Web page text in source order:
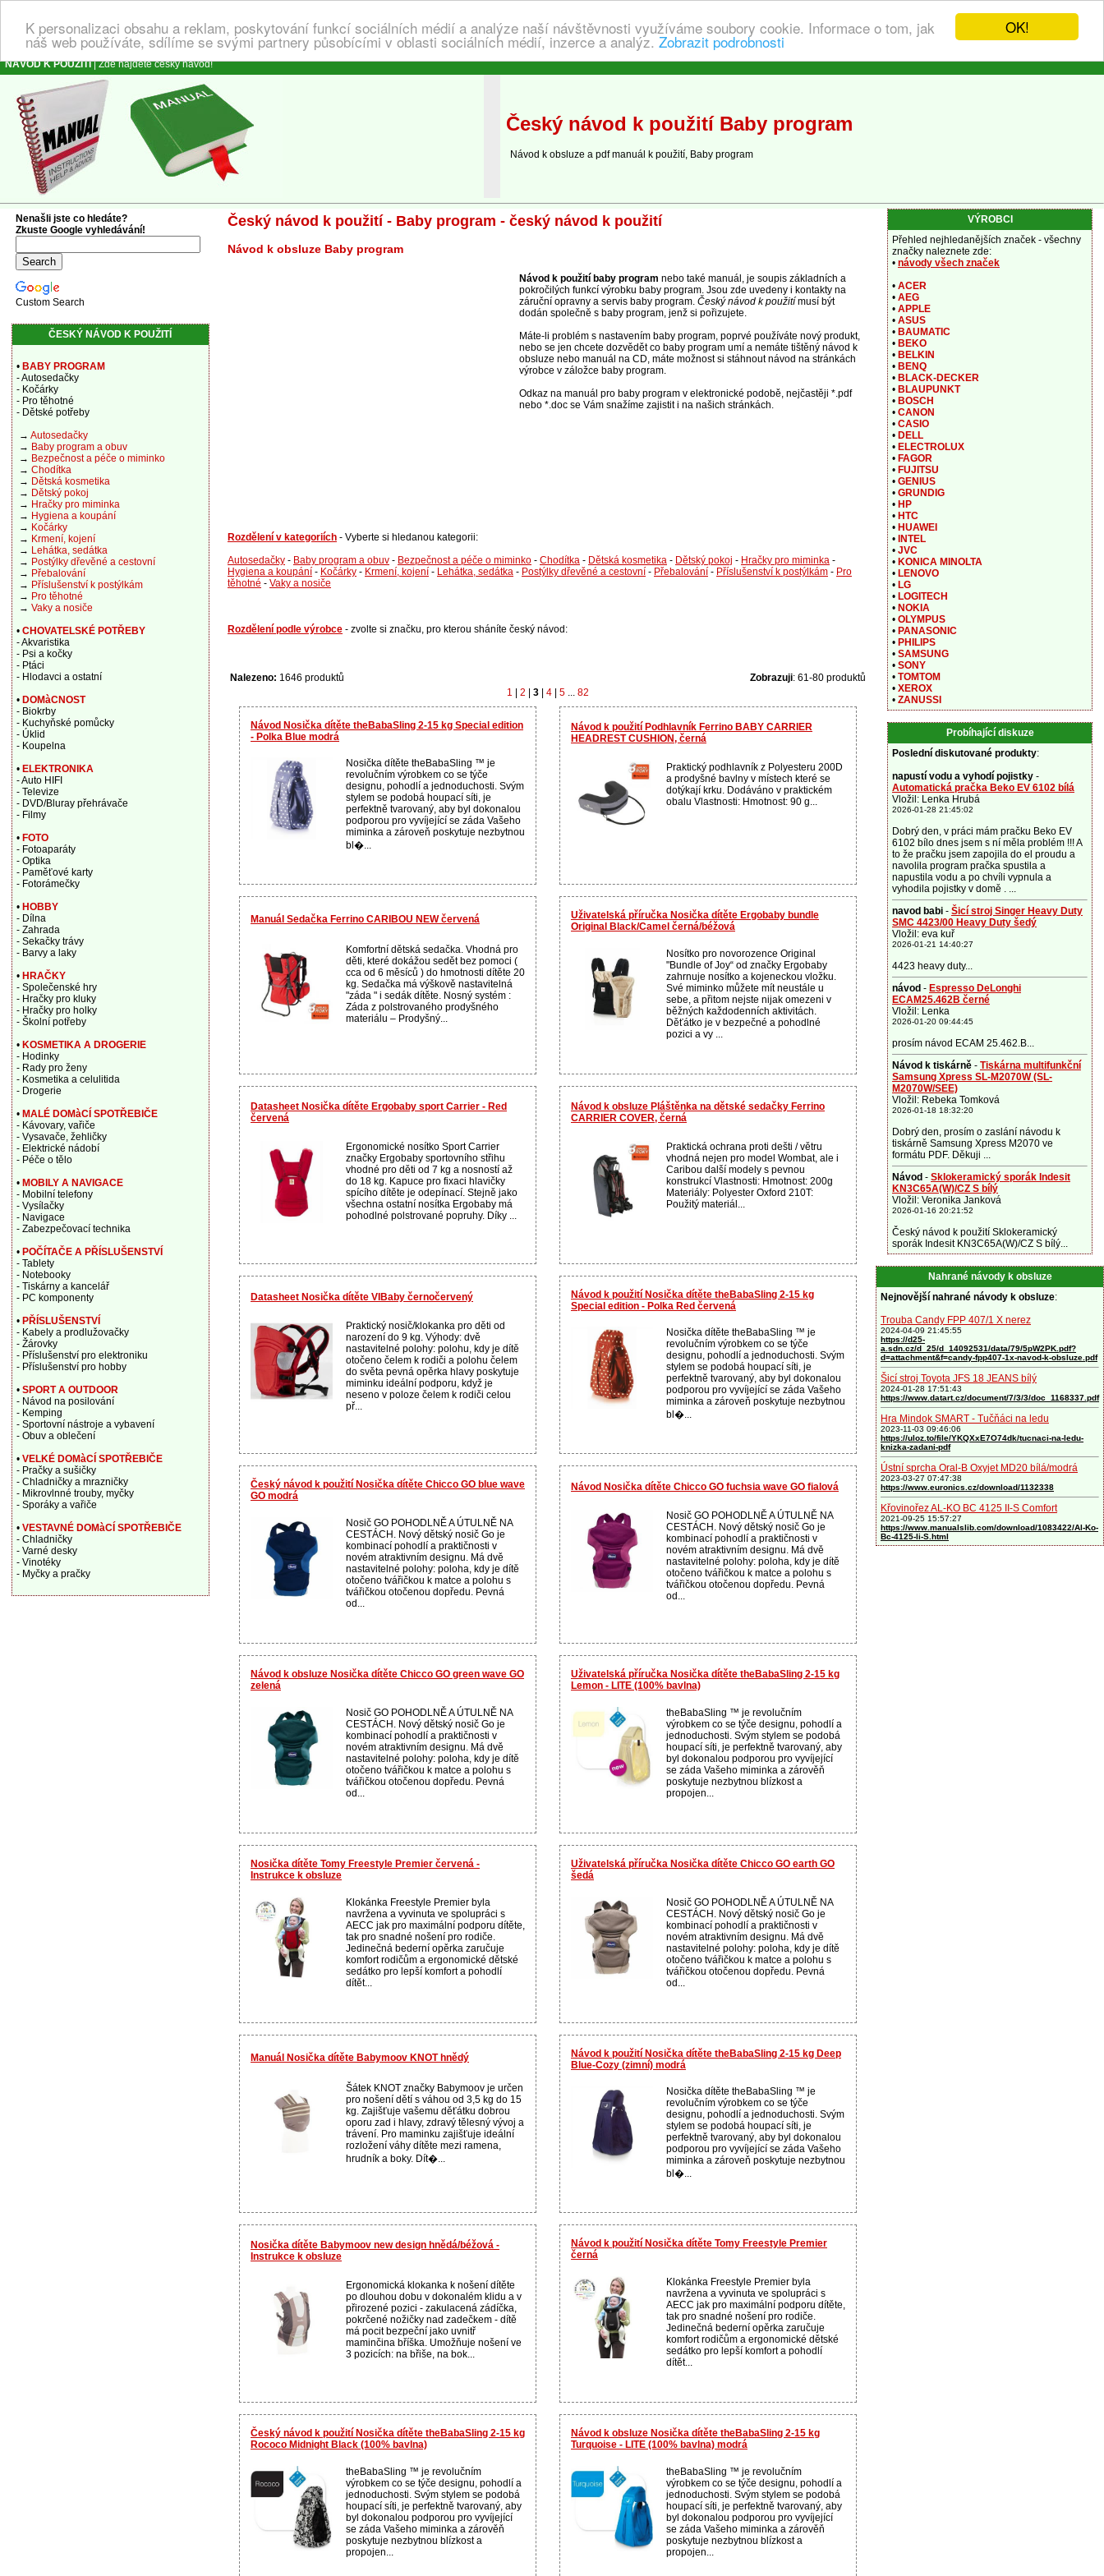
OK!
K personalizaci obsahu a reklam, poskytování funkcí sociálních médií a analýze naší návštěvnosti využíváme soubory cookie. Informace o tom, jak
náš web používáte, sdílíme se svými partnery působícími v oblasti sociálních médií, inzerce a analýz. Zobrazit podrobnosti
NÁVOD K POUŽITÍ| Zde najdete český návod!
Český návod k použití Baby program
Návod k obsluze a pdf manuál k použití, Baby program
Český návod k použití - Baby program - český návod k použití
Návod k obsluze Baby program
Návod k použití baby program nebo také manuál, je soupis základních a
pokročilých funkcí výrobku baby program. Jsou zde uvedeny i kontakty na
záruční opravny a servis baby program. Český návod k použití musí být
dodán společně s baby program, jenž si pořizujete.
Máte-li problém s nastavením baby program, poprvé používáte nový produkt,
nebo se jen chcete dozvědět co baby program umí a nemáte tištěný návod k
obsluze nebo manuál na CD, máte možnost si stáhnout návod na stránkách
výrobce v záložce baby program.
Odkaz na manuál pro baby program v elektronické podobě, nejčastěji *.pdf
nebo *.doc se Vám snažíme zajistit i na našich stránkách.
Rozdělení v kategoriích - Vyberte si hledanou kategorii:
Autosedačky - Baby program a obuv - Bezpečnost a péče o miminko - Chodítka - Dětská kosmetika - Dětský pokoj - Hračky pro miminka -
Hygiena a koupání - Kočárky - Krmení, kojení - Lehátka, sedátka - Postýlky dřevěné a cestovní - Přebalování - Příslušenství k postýlkám - Pro
těhotné - Vaky a nosiče
Rozdělení podle výrobce - zvolte si značku, pro kterou sháníte český návod:
Nalezeno: 1646 produktů Zobrazuji: 61-80 produktů
1
2 3 4 5 ... 82
Návod Nosička dítěte theBabaSling 2-15 kg Special edition
- Polka Blue modrá
Nosička dítěte theBabaSling ™ je
revolučním výrobkem co se týče
designu, pohodlí a jednoduchosti. Svým
stylem se podobá houpací síti, je
perfektně tvarovaný, aby byl dokonalou
podporou pro vyvíjející se záda Vašeho
miminka a zároveň poskytuje nezbytnou
bl�...
Návod k použití Podhlavník Ferrino BABY CARRIER
HEADREST CUSHION, černá
Praktický podhlavník z Polyesteru 200D
a prodyšné bavlny v místech které se
dotýkají krku. Dodáváno v praktickém
obalu Vlastnosti: Hmotnost: 90 g...
Manuál Sedačka Ferrino CARIBOU NEW červená
Komfortní dětská sedačka. Vhodná pro
děti, které dokážou sedět bez pomoci (
cca od 6 měsíců ) do hmotnosti dítěte 20
kg. Sedačka má výškově nastavitelná
"záda " i sedák dítěte. Nosný systém :
Záda z polstrovaného prodyšného
materiálu – Prodyšný...
Uživatelská příručka Nosička dítěte Ergobaby bundle
Original Black/Camel černá/béžová
Nosítko pro novorozence Original
"Bundle of Joy“ od značky Ergobaby
zahrnuje nosítko a kojeneckou vložku.
Své miminko můžete mít neustále u
sebe, a přitom nejste nijak omezeni v
běžných každodenních aktivitách.
Děťátko je v bezpečné a pohodlné
pozici a vy ...
Datasheet Nosička dítěte Ergobaby sport Carrier - Red
červená
Ergonomické nosítko Sport Carrier
značky Ergobaby sportovního střihu
vhodné pro děti od 7 kg a nosností až
do 18 kg. Kapuce pro fixaci hlavičky
spícího dítěte je odepínací. Stejně jako
všechna ostatní nosítka Ergobaby má
pohodlné polstrované popruhy. Díky ...
Návod k obsluze Pláštěnka na dětské sedačky Ferrino
CARRIER COVER, černá
Praktická ochrana proti dešti / větru
vhodná nejen pro model Wombat, ale i
Caribou další modely s pevnou
konstrukcí Vlastnosti: Hmotnost: 200g
Materiály: Polyester Oxford 210T:
Použitý materiál...
Datasheet Nosička dítěte VIBaby černočervený
Praktický nosič/klokanka pro děti od
narození do 9 kg. Výhody: dvě
nastavitelné polohy: polohu, kdy je dítě
otočeno čelem k rodiči a polohu čelem
do světa pevná opěrka hlavy poskytuje
miminku ideální podporu, když je
neseno v poloze čelem k rodiči celou
př...
Návod k použití Nosička dítěte theBabaSling 2-15 kg
Special edition - Polka Red červená
Nosička dítěte theBabaSling ™ je
revolučním výrobkem co se týče
designu, pohodlí a jednoduchosti. Svým
stylem se podobá houpací síti, je
perfektně tvarovaný, aby byl dokonalou
podporou pro vyvíjející se záda Vašeho
miminka a zároveň poskytuje nezbytnou
bl�...
Český návod k použití Nosička dítěte Chicco GO blue wave
GO modrá
Nosič GO POHODLNĚ A ÚTULNĚ NA
CESTÁCH. Nový dětský nosič Go je
kombinací pohodlí a praktičnosti v
novém atraktivním designu. Má dvě
nastavitelné polohy: poloha, kdy je dítě
otočeno tvářičkou k matce a polohu s
tvářičkou otočenou dopředu. Pevná
od...
Návod Nosička dítěte Chicco GO fuchsia wave GO fialová
Nosič GO POHODLNĚ A ÚTULNĚ NA
CESTÁCH. Nový dětský nosič Go je
kombinací pohodlí a praktičnosti v
novém atraktivním designu. Má dvě
nastavitelné polohy: poloha, kdy je dítě
otočeno tvářičkou k matce a polohu s
tvářičkou otočenou dopředu. Pevná
od...
Návod k obsluze Nosička dítěte Chicco GO green wave GO
zelená
Nosič GO POHODLNĚ A ÚTULNĚ NA
CESTÁCH. Nový dětský nosič Go je
kombinací pohodlí a praktičnosti v
novém atraktivním designu. Má dvě
nastavitelné polohy: poloha, kdy je dítě
otočeno tvářičkou k matce a polohu s
tvářičkou otočenou dopředu. Pevná
od...
Uživatelská příručka Nosička dítěte theBabaSling 2-15 kg
Lemon - LITE (100% bavlna)
theBabaSling ™ je revolučním
výrobkem co se týče designu, pohodlí a
jednoduchosti. Svým stylem se podobá
houpací síti, je perfektně tvarovaný, aby
byl dokonalou podporou pro vyvíjející
se záda Vašeho miminka a zárověň
poskytuje nezbytnou blízkost a
propojen...
Nosička dítěte Tomy Freestyle Premier červená -
Instrukce k obsluze
Klokánka Freestyle Premier byla
navržena a vyvinuta ve spolupráci s
AECC jak pro maximální podporu dítěte,
tak pro snadné nošení pro rodiče.
Jedinečná bederní opěrka zaručuje
komfort rodičům a ergonomické dětské
sedátko pro lepší komfort a pohodlí
dítět...
Uživatelská příručka Nosička dítěte Chicco GO earth GO
šedá
Nosič GO POHODLNĚ A ÚTULNĚ NA
CESTÁCH. Nový dětský nosič Go je
kombinací pohodlí a praktičnosti v
novém atraktivním designu. Má dvě
nastavitelné polohy: poloha, kdy je dítě
otočeno tvářičkou k matce a polohu s
tvářičkou otočenou dopředu. Pevná
od...
Manuál Nosička dítěte Babymoov KNOT hnědý
Šátek KNOT značky Babymoov je určen
pro nošení dětí s váhou od 3,5 kg do 15
kg. Zajišťuje vašemu děťátku dobrou
oporu zad i hlavy, zdravý tělesný vývoj a
trávení. Pro maminku zajišťuje ideální
rozložení váhy dítěte mezi ramena,
hrudník a boky. Dít�...
Návod k použití Nosička dítěte theBabaSling 2-15 kg Deep
Blue-Cozy (zimní) modrá
Nosička dítěte theBabaSling ™ je
revolučním výrobkem co se týče
designu, pohodlí a jednoduchosti. Svým
stylem se podobá houpací síti, je
perfektně tvarovaný, aby byl dokonalou
podporou pro vyvíjející se záda Vašeho
miminka a zároveň poskytuje nezbytnou
bl�...
Nosička dítěte Babymoov new design hnědá/béžová -
Instrukce k obsluze
Ergonomická klokanka k nošení dítěte
po dlouhou dobu v dokonalém klidu a v
přirozené pozici - zakulacená zádíčka,
pokrčené nožičky nad zadečkem - dítě
má pocit bezpeční jako uvnitř
maminčina bříška. Umožňuje nošení ve
3 pozicích: na břiše, na bok...
Návod k použití Nosička dítěte Tomy Freestyle Premier
černá
Klokánka Freestyle Premier byla
navržena a vyvinuta ve spolupráci s
AECC jak pro maximální podporu dítěte,
tak pro snadné nošení pro rodiče.
Jedinečná bederní opěrka zaručuje
komfort rodičům a ergonomické dětské
sedátko pro lepší komfort a pohodlí
dítět...
Český návod k použití Nosička dítěte theBabaSling 2-15 kg
Rococo Midnight Black (100% bavlna)
theBabaSling ™ je revolučním
výrobkem co se týče designu, pohodlí a
jednoduchosti. Svým stylem se podobá
houpací síti, je perfektně tvarovaný, aby
byl dokonalou podporou pro vyvíjející
se záda Vašeho miminka a zárověň
poskytuje nezbytnou blízkost a
propojen...
Návod k obsluze Nosička dítěte theBabaSling 2-15 kg
Turquoise - LITE (100% bavlna) modrá
theBabaSling ™ je revolučním
výrobkem co se týče designu, pohodlí a
jednoduchosti. Svým stylem se podobá
houpací síti, je perfektně tvarovaný, aby
byl dokonalou podporou pro vyvíjející
se záda Vašeho miminka a zárověň
poskytuje nezbytnou blízkost a
propojen...
Nenašli jste co hledáte?
Zkuste Google vyhledávání!
Custom Search
ČESKÝ NÁVOD K POUŽITÍ
• BABY PROGRAM
- Autosedačky
- Kočárky
- Pro těhotné
- Dětské potřeby
→ Autosedačky
→ Baby program a obuv
→ Bezpečnost a péče o miminko
→ Chodítka
→ Dětská kosmetika
→ Dětský pokoj
→ Hračky pro miminka
→ Hygiena a koupání
→ Kočárky
→ Krmení, kojení
→ Lehátka, sedátka
→ Postýlky dřevěné a cestovní
→ Přebalování
→ Příslušenství k postýlkám
→ Pro těhotné
→ Vaky a nosiče
• CHOVATELSKÉ POTŘEBY
- Akvaristika
- Psi a kočky
- Ptáci
- Hlodavci a ostatní
• DOMàCNOST
- Biokrby
- Kuchyňské pomůcky
- Úklid
- Koupelna
• ELEKTRONIKA
- Auto HIFI
- Televize
- DVD/Bluray přehrávače
- Filmy
• FOTO
- Fotoaparáty
- Optika
- Paměťové karty
- Fotorámečky
• HOBBY
- Dílna
- Zahrada
- Sekačky trávy
- Barvy a laky
• HRAČKY
- Společenské hry
- Hračky pro kluky
- Hračky pro holky
- Školní potřeby
• KOSMETIKA A DROGERIE
- Hodinky
- Rady pro ženy
- Kosmetika a celulitida
- Drogerie
• MALÉ DOMàCÍ SPOTŘEBIČE
- Kávovary, vařiče
- Vysavače, žehličky
- Elektrické nádobí
- Péče o tělo
• MOBILY A NAVIGACE
- Mobilní telefony
- Vysílačky
- Navigace
- Zabezpečovací technika
• POČÍTAČE A PŘÍSLUŠENSTVÍ
- Tablety
- Notebooky
- Tiskárny a kancelář
- PC komponenty
• PŘÍSLUŠENSTVÍ
- Kabely a prodlužovačky
- Žárovky
- Příslušenství pro elektroniku
- Příslušenství pro hobby
• SPORT A OUTDOOR
- Návod na posilování
- Kemping
- Sportovní nástroje a vybavení
- Obuv a oblečení
• VELKÉ DOMàCÍ SPOTŘEBIČE
- Pračky a sušičky
- Chladničky a mrazničky
- Mikrovlnné trouby, myčky
- Sporáky a vařiče
• VESTAVNÉ DOMàCÍ SPOTŘEBIČE
- Chladničky
- Varné desky
- Vinotéky
- Myčky a pračky
VÝROBCI
Přehled nejhledanějších značek - všechny
značky naleznete zde:
• návody všech značek
• ACER
• AEG
• APPLE
• ASUS
• BAUMATIC
• BEKO
• BELKIN
• BENQ
• BLACK-DECKER
• BLAUPUNKT
• BOSCH
• CANON
• CASIO
• DELL
• ELECTROLUX
• FAGOR
• FUJITSU
• GENIUS
• GRUNDIG
• HP
• HTC
• HUAWEI
• INTEL
• JVC
• KONICA MINOLTA
• LENOVO
• LG
• LOGITECH
• NOKIA
• OLYMPUS
• PANASONIC
• PHILIPS
• SAMSUNG
• SONY
• TOMTOM
• XEROX
• ZANUSSI
Probíhající diskuze
Poslední diskutované produkty:
napustí vodu a vyhodí pojistky -
Automatická pračka Beko EV 6102 bílá
Vložil: Lenka Hrubá
2026-01-28 21:45:02
Dobrý den, v práci mám pračku Beko EV
6102 bílo dnes jsem s ní měla problém !!! A
to že pračku jsem zapojila do el proudu a
navolila program pračka spustila a
napustila vodu a po chvíli vypnula a
vyhodila pojistky v domě . ...
navod babi - Šicí stroj Singer Heavy Duty
SMC 4423/00 Heavy Duty šedý
Vložil: eva kuř
2026-01-21 14:40:27
4423 heavy duty...
návod - Espresso DeLonghi
ECAM25.462B černé
Vložil: Lenka
2026-01-20 09:44:45
prosím návod ECAM 25.462.B...
Návod k tiskárně - Tiskárna multifunkční
Samsung Xpress SL-M2070W (SL-
M2070W/SEE)
Vložil: Rebeka Tomková
2026-01-18 18:32:20
Dobrý den, prosím o zaslání návodu k
tiskárně Samsung Xpress M2070 ve
formátu PDF. Děkuji ...
Návod - Sklokeramický sporák Indesit
KN3C65A(W)/CZ S bílý
Vložil: Veronika Janková
2026-01-16 20:21:52
Český návod k použití Sklokeramický
sporák Indesit KN3C65A(W)/CZ S bílý...
Nahrané návody k obsluze
Nejnovější nahrané návody k obsluze:
Trouba Candy FPP 407/1 X nerez
2024-04-09 21:45:55
https://d25-
a.sdn.cz/d_25/d_14092531/data/79/5pW2PK.pdf?
d=attachment&f=candy-fpp407-1x-navod-k-obsluze.pdf
Šicí stroj Toyota JFS 18 JEANS bílý
2024-01-28 17:51:43
https://www.datart.cz/document/7/3/3/doc_1168337.pdf
Hra Mindok SMART - Tučňáci na ledu
2023-11-03 09:46:06
https://uloz.to/file/YKQXxE7O74dk/tucnaci-na-ledu-
knizka-zadani-pdf
Ústní sprcha Oral-B Oxyjet MD20 bílá/modrá
2023-03-27 07:47:38
https://www.euronics.cz/download/1132338
Křovinořez AL-KO BC 4125 II-S Comfort
2021-09-25 15:57:27
https://www.manualslib.com/download/1083422/Al-Ko-
Bc-4125-Ii-S.html